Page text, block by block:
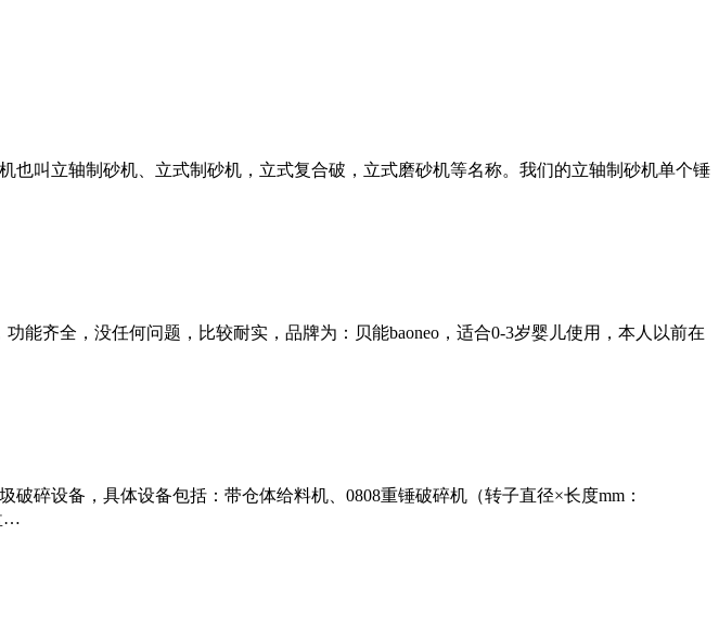
叫立轴制砂机、立式制砂机，立式复合破，立式磨砂机等名称。我们的立轴制砂机单个锤
齐全，没任何问题，比较耐实，品牌为：贝能baoneo，适合0-3岁婴儿使用，本人以前在
碎设备，具体设备包括：带仓体给料机、0808重锤破碎机（转子直径×长度mm：
…